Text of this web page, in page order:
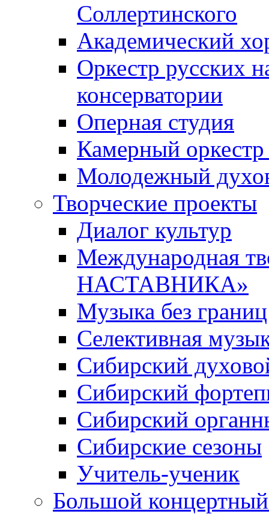
Соллертинского
Академический
Оркестр русских
консерватории
Оперная студия
Камерный оркестр
Молодежный
Творческие проекты
Диалог культур
Международная
НАСТАВНИКА»
Музыка без границ
Селективная
Сибирский
Сибирский
Сибирский
Сибирские сезоны
Учитель-ученик
Большой концертный